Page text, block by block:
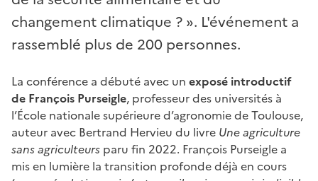
changement climatique ? ». L'événement a
rassemblé plus de 200 personnes.
La conférence a débuté avec un exposé introductif
de François Purseigle, professeur des universités à
l’École nationale supérieure d’agronomie de Toulouse,
auteur avec Bertrand Hervieu du livre Une agriculture
sans agriculteurs paru fin 2022. François Purseigle a
mis en lumière la transition profonde déjà en cours